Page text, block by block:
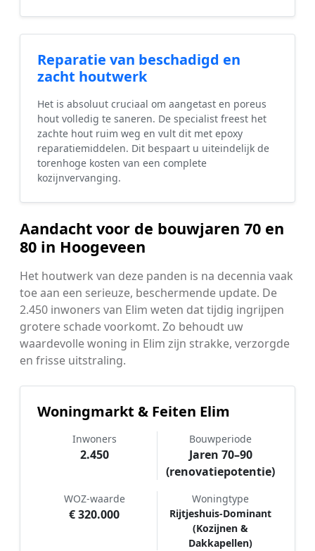
Reparatie van beschadigd en
zacht houtwerk
Het is absoluut cruciaal om aangetast en poreus
hout volledig te saneren. De specialist freest het
zachte hout ruim weg en vult dit met epoxy
reparatiemiddelen. Dit bespaart u uiteindelijk de
torenhoge kosten van een complete
kozijnvervanging.
Aandacht voor de bouwjaren 70 en
80 in Hoogeveen
Het houtwerk van deze panden is na decennia vaak
toe aan een serieuze, beschermende update. De
2.450 inwoners van Elim weten dat tijdig ingrijpen
grotere schade voorkomt. Zo behoudt uw
waardevolle woning in Elim zijn strakke, verzorgde
en frisse uitstraling.
Woningmarkt & Feiten Elim
Inwoners
2.450
Bouwperiode
Jaren 70–90
(renovatiepotentie)
WOZ-waarde
€ 320.000
Woningtype
Rijtjeshuis-Dominant
(Kozijnen &
Dakkapellen)